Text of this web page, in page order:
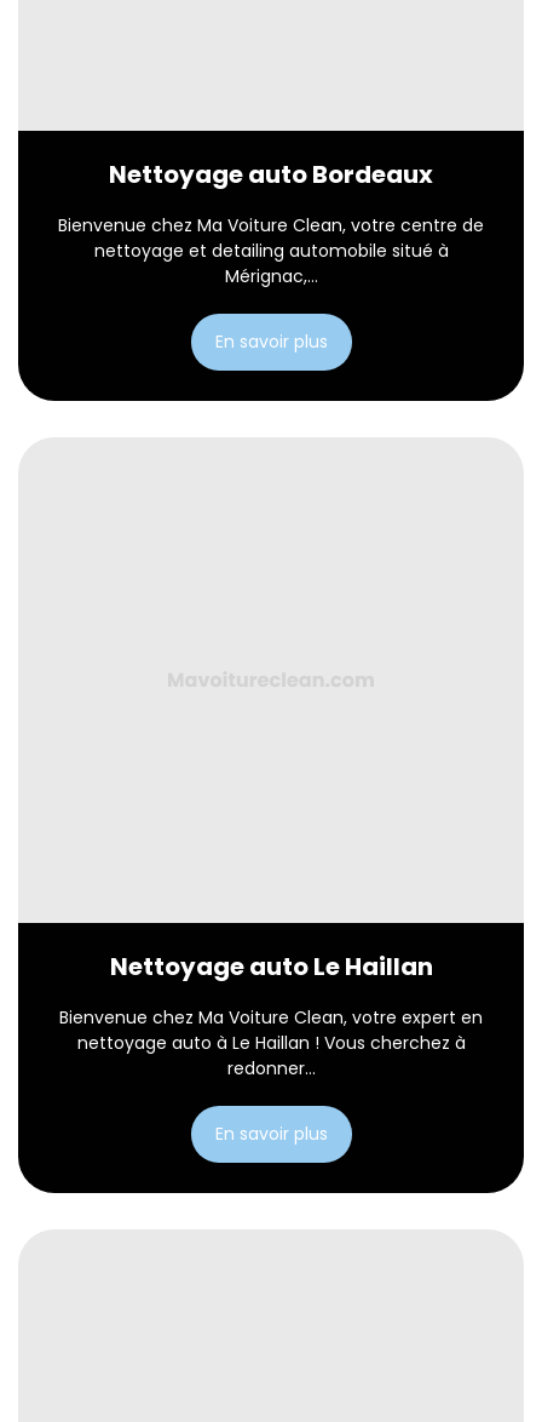
Nettoyage auto Bordeaux
Bienvenue chez Ma Voiture Clean, votre centre de
nettoyage et detailing automobile situé à
Mérignac,...
En savoir plus
Nettoyage auto Le Haillan
Bienvenue chez Ma Voiture Clean, votre expert en
nettoyage auto à Le Haillan ! Vous cherchez à
redonner...
En savoir plus